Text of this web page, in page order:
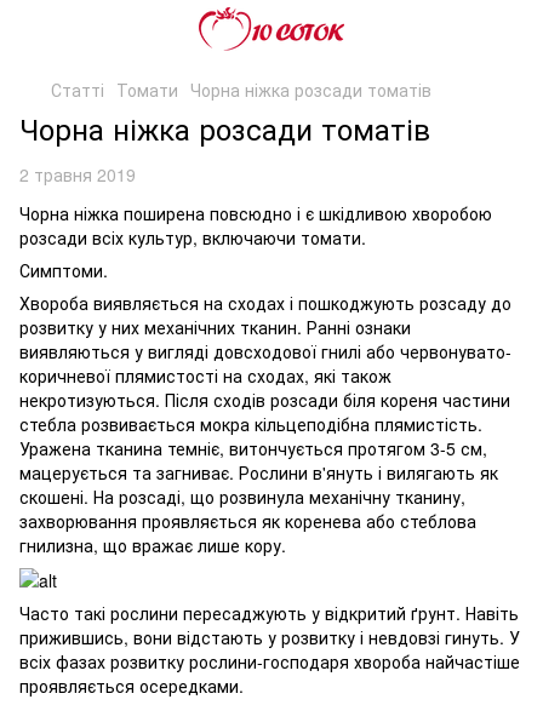
Статті Томати Чорна ніжка розсади томатів
Чорна ніжка розсади томатів
2 травня 2019
Чорна ніжка поширена повсюдно і є шкідливою хворобою
розсади всіх культур, включаючи томати.
Симптоми.
Хвороба виявляється на сходах і пошкоджують розсаду до
розвитку у них механічних тканин. Ранні ознаки
виявляються у вигляді довсходової гнилі або червонувато-
коричневої плямистості на сходах, які також
некротизуються. Після сходів розсади біля кореня частини
стебла розвивається мокра кільцеподібна плямистість.
Уражена тканина темніє, витончується протягом 3-5 см,
мацерується та загниває. Рослини в'януть і вилягають як
скошені. На розсаді, що розвинула механічну тканину,
захворювання проявляється як коренева або стеблова
гнилизна, що вражає лише кору.
Часто такі рослини пересаджують у відкритий ґрунт. Навіть
прижившись, вони відстають у розвитку і невдовзі гинуть. У
всіх фазах розвитку рослини-господаря хвороба найчастіше
проявляється осередками.